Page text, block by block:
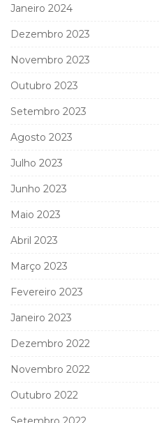
Janeiro 2024
Dezembro 2023
Novembro 2023
Outubro 2023
Setembro 2023
Agosto 2023
Julho 2023
Junho 2023
Maio 2023
Abril 2023
Março 2023
Fevereiro 2023
Janeiro 2023
Dezembro 2022
Novembro 2022
Outubro 2022